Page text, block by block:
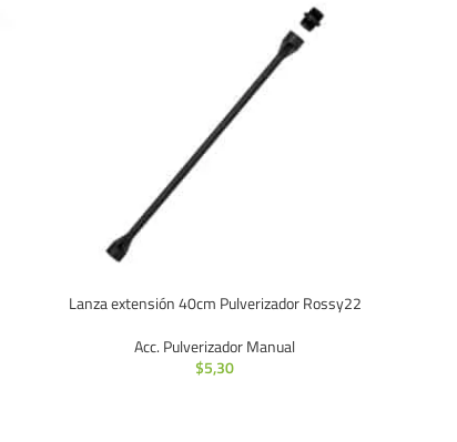
Lanza extensión 40cm Pulverizador Rossy22
Acc. Pulverizador Manual
$5,30